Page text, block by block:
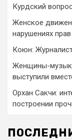
Курдский
Женское
нарушениях
Коюн:
Женщины-
выступили
Орхан Сакчи:
построении